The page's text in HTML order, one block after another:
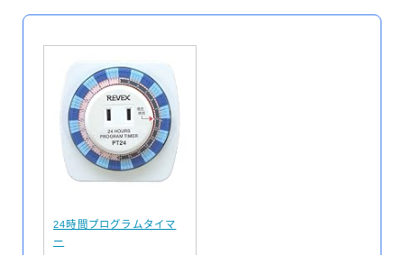
24時間プログラムタイマ
ー